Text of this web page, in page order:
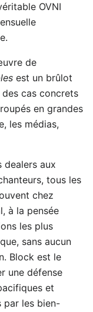
OVNI
de
est un brûlot
cas concrets
en grandes
les médias,
dealers aux
tous les
chez
à la pensée
les plus
sans aucun
Block est le
une défense
et
par les bien-